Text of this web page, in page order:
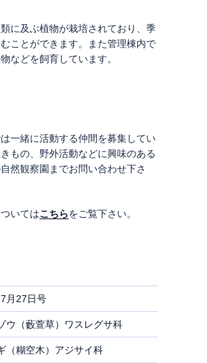
に及ぶ植物が栽培されており、季
ことができます。また管理棟内で
などを飼育しています。
一緒に活動する仲間を募集してい
もの、野外活動などに興味のある
然観察園までお問い合わせ下さ
いてはこちらをご覧下さい。
月27日号
（藪萱草）ワスレグサ科
糊空木）アジサイ科